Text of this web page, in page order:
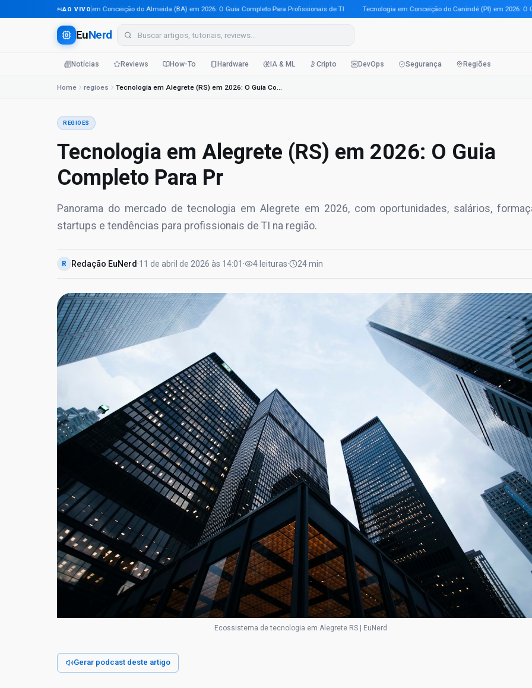
AO VIVO
Tecnologia em Conceição do Almeida (BA) em 2026: O Guia Completo Para Profissionais de TI · Tecnologia em Conceição do Canindé (PI) em 2026: O
EuNerd
Notícias Reviews How-To Hardware IA & ML Cripto DevOps Segurança Regiões
Home regioes Tecnologia em Alegrete (RS) em 2026: O Guia Completo Para Pr
REGIOES
Tecnologia em Alegrete (RS) em 2026: O Guia
Completo Para Pr
Panorama do mercado de tecnologia em Alegrete em 2026, com oportunidades, salários,
startups e tendências para profissionais de TI na região.
R Redação EuNerd ·11 de abril de 2026 às 14:01 · 4 leituras· 24 min
Ecossistema de tecnologia em Alegrete RS | EuNerd
Gerar podcast deste artigo